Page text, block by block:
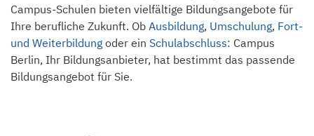
Campus-Schulen bieten vielfältige Bildungsangebote für
Ihre berufliche Zukunft. Ob Ausbildung, Umschulung, Fort-
und Weiterbildung oder ein Schulabschluss: Campus
Berlin, Ihr Bildungsanbieter, hat bestimmt das passende
Bildungsangebot für Sie.